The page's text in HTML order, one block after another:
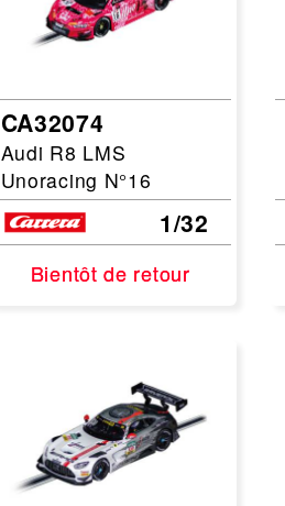
CA32074
Audi R8 LMS
Unoracing N°16
1/32
Bientôt de retour
Bientôt de retour